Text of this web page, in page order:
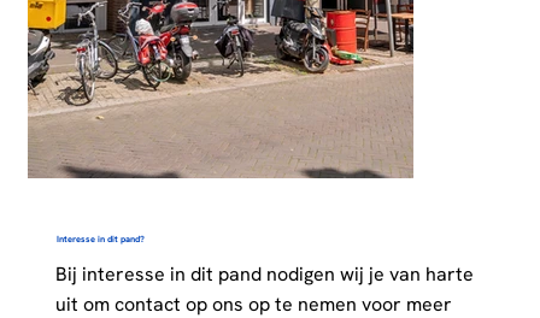
Interesse in dit pand?
Bij interesse in dit pand nodigen wij je van harte
uit om contact op ons op te nemen voor meer